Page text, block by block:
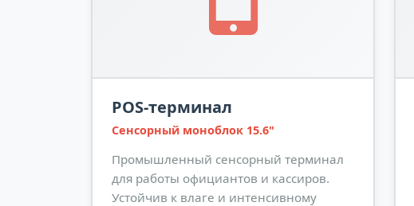
POS-терминал
Сенсорный моноблок 15.6"
Промышленный сенсорный терминал
для работы официантов и кассиров.
Устойчив к влаге и интенсивному